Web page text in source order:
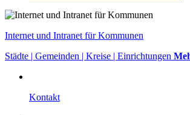
Internet und Intranet für Kommunen
Städte | Gemeinden | Kreise | Einrichtungen
Kontakt